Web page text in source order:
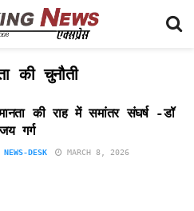
की चुनौती
की राह में समांतर संघर्ष -डॉ
गर्ग
NEWS-DESK MARCH 8, 2026